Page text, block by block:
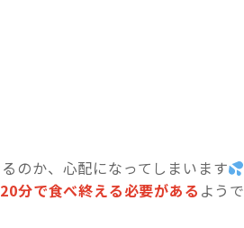
のか、心配になってしまいます
分で食べ終える必要がある ようで